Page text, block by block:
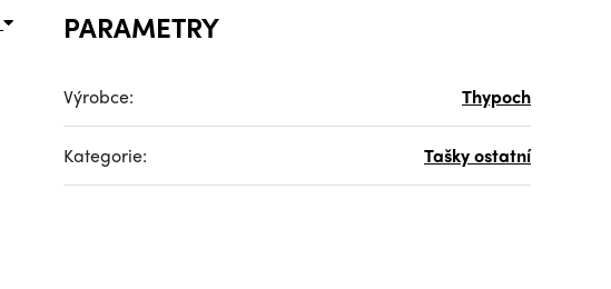
PARAMETRY
Výrobce: Thypoch
Kategorie: Tašky ostatní